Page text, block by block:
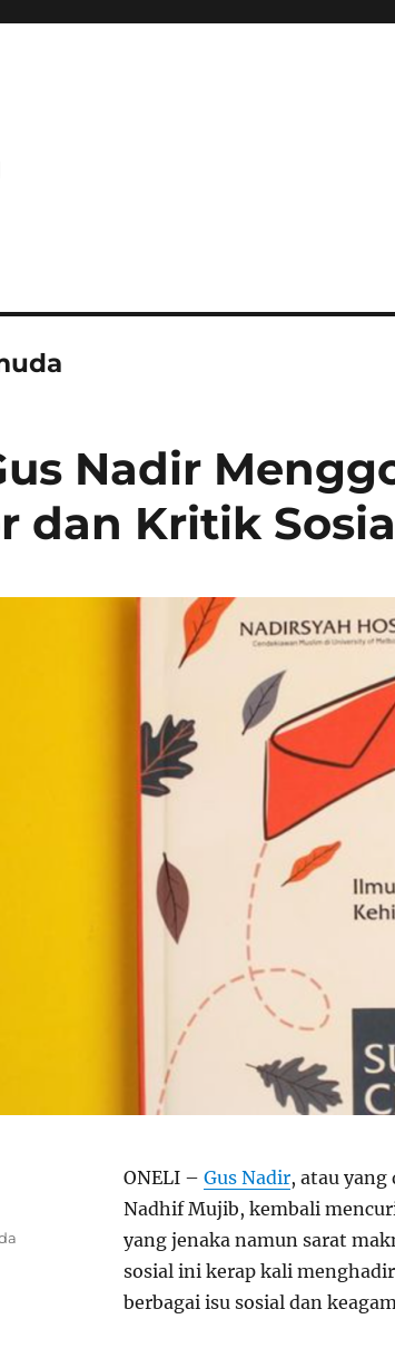
Nadir
dan Kritik
ONELI – Gus Nadir, atau yang
Nadhif Mujib, kembali
yang jenaka namun sarat
sosial ini kerap kali
berbagai isu sosial dan